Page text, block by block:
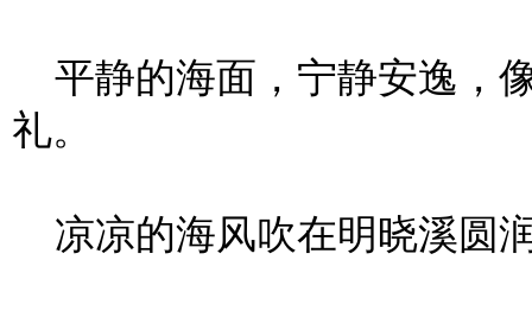
平静的海面，宁静安逸，
礼。
凉凉的海风吹在明晓溪圆